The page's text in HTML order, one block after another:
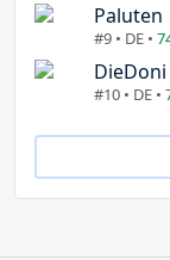
Paluten
#9 • DE •
DieDoni
#10 • DE •